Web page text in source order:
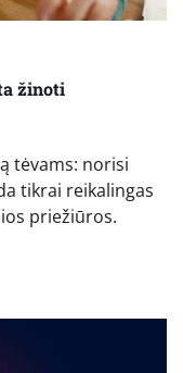
žinoti
tėvams: norisi
tikrai reikalingas
priežiūros.